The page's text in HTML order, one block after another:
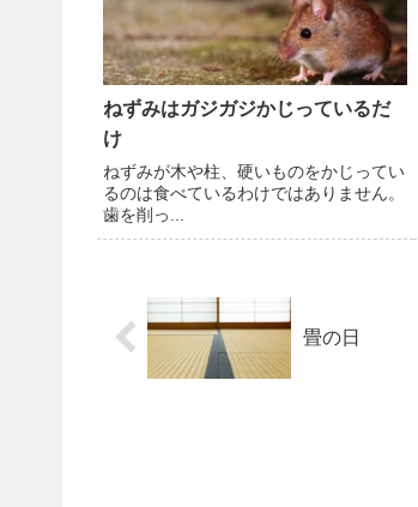
ねずみはガジガジかじっているだ
け
ねずみが木や柱、硬いものをかじってい
るのは食べているわけではありません。
歯を削っ...
畳の日